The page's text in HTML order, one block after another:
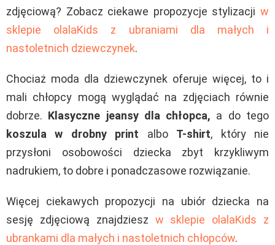
zdjęciową? Zobacz ciekawe propozycje stylizacji w
sklepie olalaKids z ubraniami dla małych i
nastoletnich dziewczynek.
Chociaż moda dla dziewczynek oferuje więcej, to i
mali chłopcy mogą wyglądać na zdjęciach równie
dobrze. Klasyczne jeansy dla chłopca, a do tego
koszula w drobny print albo T-shirt, który nie
przysłoni osobowości dziecka zbyt krzykliwym
nadrukiem, to dobre i ponadczasowe rozwiązanie.
Więcej ciekawych propozycji na ubiór dziecka na
sesję zdjęciową znajdziesz w sklepie olalaKids z
ubrankami dla małych i nastoletnich chłopców.